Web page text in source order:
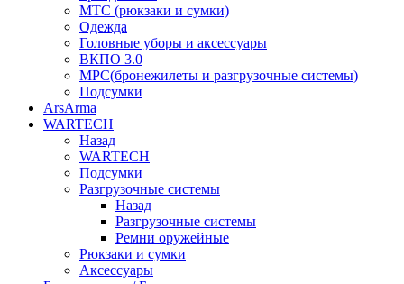
МТС (рюкзаки и сумки)
Одежда
Головные уборы и аксессуары
ВКПО 3.0
МРС(бронежилеты и разгрузочные системы)
Подсумки
ArsArma
WARTECH
Назад
WARTECH
Подсумки
Разгрузочные системы
Назад
Разгрузочные системы
Ремни оружейные
Рюкзаки и сумки
Аксессуары